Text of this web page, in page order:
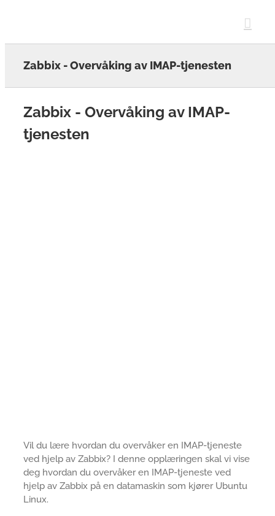
Zabbix - Overvåking av IMAP-tjenesten
Zabbix - Overvåking av IMAP-
tjenesten
Vil du lære hvordan du overvåker en IMAP-tjeneste
ved hjelp av Zabbix? I denne opplæringen skal vi vise
deg hvordan du overvåker en IMAP-tjeneste ved
hjelp av Zabbix på en datamaskin som kjører Ubuntu
Linux.